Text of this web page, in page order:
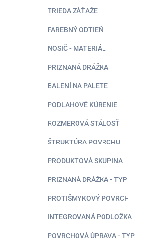
TRIEDA ZÁŤAŽE
FAREBNÝ ODTIEŇ
NOSIČ - MATERIÁL
PRIZNANÁ DRÁŽKA
BALENÍ NA PALETE
PODLAHOVÉ KÚRENIE
ROZMEROVÁ STÁLOSŤ
ŠTRUKTÚRA POVRCHU
PRODUKTOVÁ SKUPINA
PRIZNANÁ DRÁŽKA - TYP
PROTIŠMYKOVÝ POVRCH
INTEGROVANÁ PODLOŽKA
POVRCHOVÁ ÚPRAVA - TYP